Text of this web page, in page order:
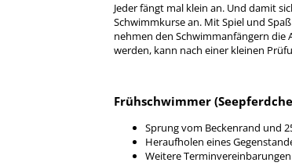
Jeder fängt mal klein an. Und damit
Schwimmkurse an. Mit Spiel und
nehmen den Schwimmanfängern die
werden, kann nach einer kleinen
Frühschwimmer
Sprung vom Beckenrand und
Heraufholen eines
Weitere